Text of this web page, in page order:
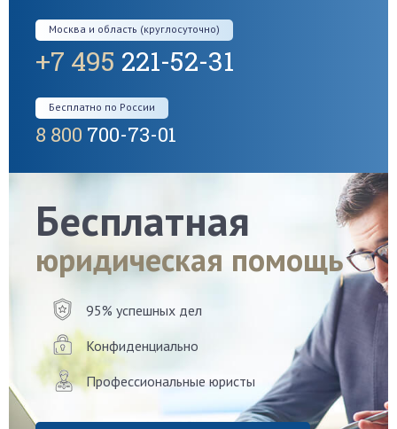
Москва и область (круглосуточно)
+7 495 221-52-31
Бесплатно по России
8 800 700-73-01
Бесплатная
юридическая помощь
95% успешных дел
Конфиденциально
Профессиональные юристы